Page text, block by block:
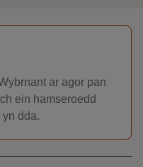
ar agor pan
ein hamseroedd
dda.